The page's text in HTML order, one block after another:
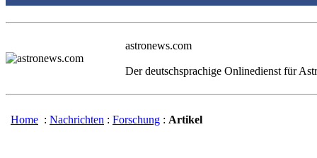
astronews.com
Der deutschsprachige Onlinedienst für
Home : Nachrichten : Forschung : Artikel